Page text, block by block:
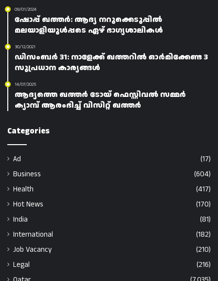
09/01/2024
ഷോപ്പ് ഖത്തർ: ആദ്യ നറുക്കെടുപ്പിൽ
മലയാളിയുൾപ്പടെ ഏഴ് ഭാഗ്യശാലികൾ
30/12/2021
ഡിസംബർ 31: നാളേക്ക് ഖത്തറിൽ ഓർമിക്കേണ്ട 3
സുപ്രധാന കാര്യങ്ങൾ
14/07/2025
ആദ്യത്തെ ഖത്തർ ടോയ് ഫെസ്റ്റിവൽ സമ്മർ
ക്യാമ്പ് ആരംഭിച്ച് വിസിറ്റ് ഖത്തർ
Categories
Ad
(17)
Business
(604)
Health
(417)
Hot News
(170)
India
(81)
International
(182)
Job Vacancy
(210)
Legal
(216)